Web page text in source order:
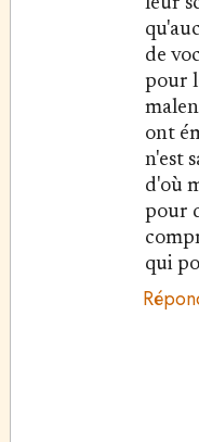
de
pour
ont
n'est
d'où
pour
qui